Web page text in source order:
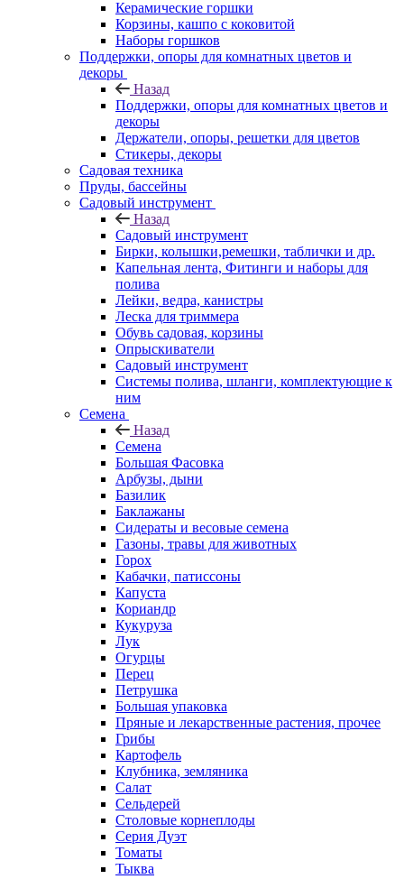
Керамические горшки
Корзины, кашпо с коковитой
Наборы горшков
Поддержки, опоры для комнатных цветов и
декоры
Назад
Поддержки, опоры для комнатных цветов и
декоры
Держатели, опоры, решетки для цветов
Стикеры, декоры
Садовая техника
Пруды, бассейны
Садовый инструмент
Назад
Садовый инструмент
Бирки, колышки,ремешки, таблички и др.
Капельная лента, Фитинги и наборы для
полива
Лейки, ведра, канистры
Леска для триммера
Обувь садовая, корзины
Опрыскиватели
Садовый инструмент
Системы полива, шланги, комплектующие к
ним
Семена
Назад
Семена
Большая Фасовка
Арбузы, дыни
Базилик
Баклажаны
Сидераты и весовые семена
Газоны, травы для животных
Горох
Кабачки, патиссоны
Капуста
Кориандр
Кукуруза
Лук
Огурцы
Перец
Петрушка
Большая упаковка
Пряные и лекарственные растения, прочее
Грибы
Картофель
Клубника, земляника
Салат
Сельдерей
Столовые корнеплоды
Серия Дуэт
Томаты
Тыква